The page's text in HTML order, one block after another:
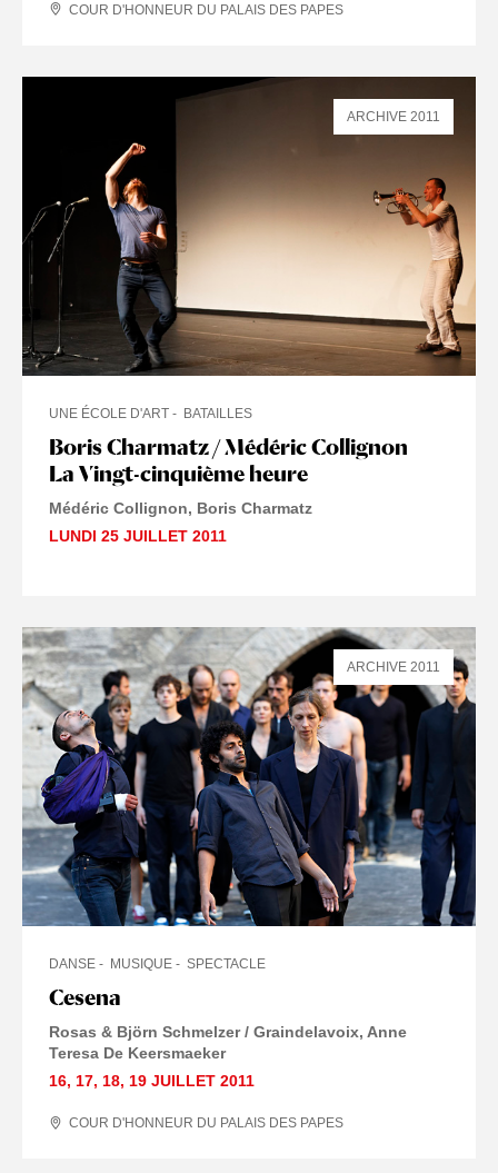
COUR D'HONNEUR DU PALAIS DES PAPES
Boris Charmatz / Médéric Collignon
La Vingt-cinquième heure
UNE ÉCOLE D'ART BATAILLES
Médéric Collignon
Boris Charmatz
LUNDI 25 JUILLET 2011
ARCHIVE 2011
Cesena
DANSE MUSIQUE SPECTACLE
Rosas & Björn Schmelzer / Graindelavoix Anne
Teresa De Keersmaeker
16, 17, 18, 19 JUILLET 2011
COUR D'HONNEUR DU PALAIS DES PAPES
ARCHIVE 2011